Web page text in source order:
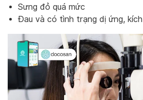
Sưng đỏ quá mức
Đau và có tình trạng dị ứng,